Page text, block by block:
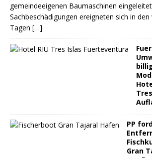
gemeindeeigenen Baumaschinen
Sachbeschädigungen ereigneten sich in den
Tagen […]
PP
Gran